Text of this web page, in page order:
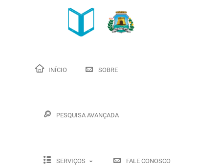
INÍCIO SOBRE
PESQUISA AVANÇADA
SERVIÇOS FALE CONOSCO